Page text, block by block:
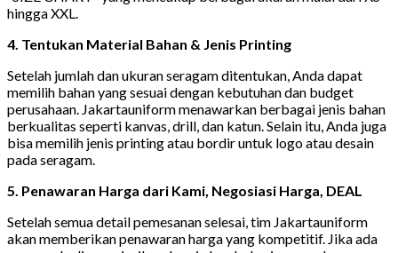
hingga XXL.
4. Tentukan Material Bahan & Jenis Printing
Setelah jumlah dan ukuran seragam ditentukan, Anda dapat
memilih bahan yang sesuai dengan kebutuhan dan budget
perusahaan. Jakartauniform menawarkan berbagai jenis bahan
berkualitas seperti kanvas, drill, dan katun. Selain itu, Anda juga
bisa memilih jenis printing atau bordir untuk logo atau desain
pada seragam.
5. Penawaran Harga dari Kami, Negosiasi Harga, DEAL
Setelah semua detail pemesanan selesai, tim Jakartauniform
akan memberikan penawaran harga yang kompetitif. Jika ada